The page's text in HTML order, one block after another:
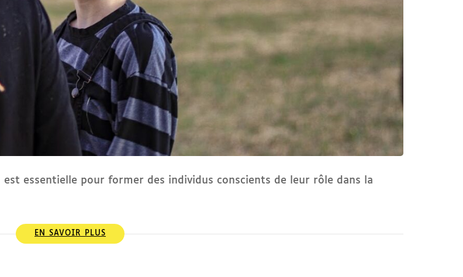
est essentielle pour former des individus conscients de leur rôle dans la
EN SAVOIR PLUS